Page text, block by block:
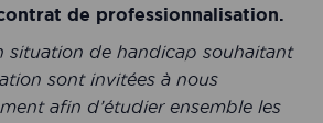
de professionnalisation.
situation de handicap souhaitant
sont invitées à nous
afin d’étudier ensemble les